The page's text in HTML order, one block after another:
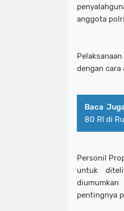
anggota
dengan cara
Baca
80 RI di
Personil
untuk
pentingnya